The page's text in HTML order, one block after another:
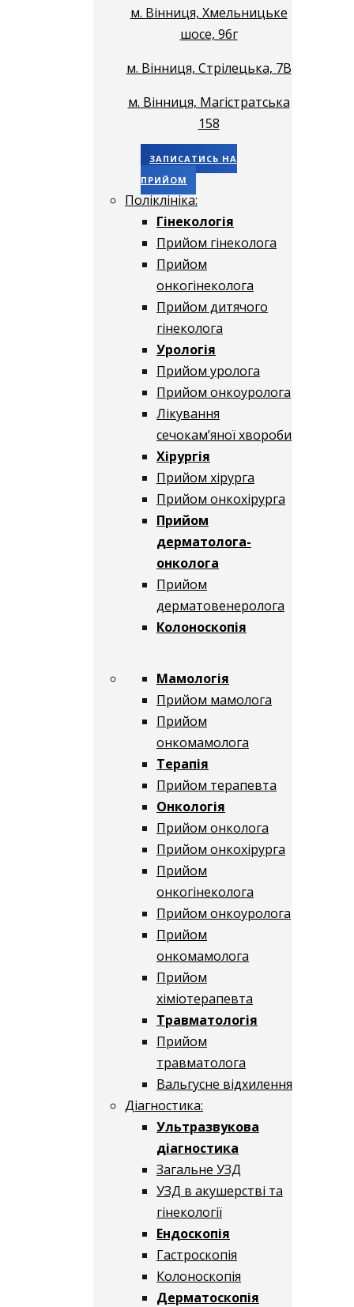
м. Вінниця, Хмельницьке
шосе, 96г
м. Вінниця, Стрілецька, 7В
м. Вінниця, Магістратська
158
ЗАПИСАТИСЬ НА
ПРИЙОМ
Поліклініка:
Гінекологія
Прийом гінеколога
Прийом
онкогінеколога
Прийом дитячого
гінеколога
Урологія
Прийом уролога
Прийом онкоуролога
Лікування
сечокам’яної хвороби
Хірургія
Прийом хірурга
Прийом онкохірурга
Прийом
дерматолога-
онколога
Прийом
дерматовенеролога
Колоноскопія
Мамологія
Прийом мамолога
Прийом
онкомамолога
Терапія
Прийом терапевта
Онкологія
Прийом онколога
Прийом онкохірурга
Прийом
онкогінеколога
Прийом онкоуролога
Прийом
онкомамолога
Прийом
хіміотерапевта
Травматологія
Прийом
травматолога
Вальгусне відхилення
Діагностика:
Ультразвукова
діагностика
Загальне УЗД
УЗД в акушерстві та
гінекології
Ендоскопія
Гастроскопія
Колоноскопія
Дерматоскопія